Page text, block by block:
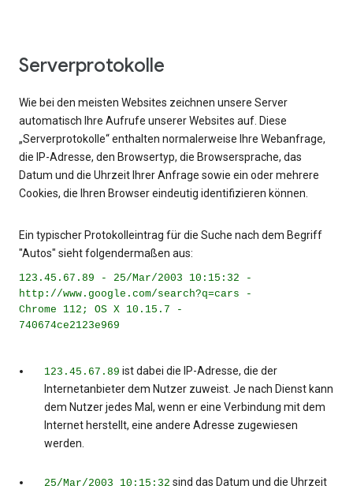
Serverprotokolle
Wie bei den meisten Websites zeichnen unsere Server
automatisch Ihre Aufrufe unserer Websites auf. Diese
„Serverprotokolle“ enthalten normalerweise Ihre Webanfrage,
die IP-Adresse, den Browsertyp, die Browsersprache, das
Datum und die Uhrzeit Ihrer Anfrage sowie ein oder mehrere
Cookies, die Ihren Browser eindeutig identifizieren können.
Ein typischer Protokolleintrag für die Suche nach dem Begriff
"Autos" sieht folgendermaßen aus:
123.45.67.89 - 25/Mar/2003 10:15:32 -
http://www.google.com/search?q=cars -
Chrome 112; OS X 10.15.7 -
740674ce2123e969
123.45.67.89 ist dabei die IP-Adresse, die der
Internetanbieter dem Nutzer zuweist. Je nach Dienst kann
dem Nutzer jedes Mal, wenn er eine Verbindung mit dem
Internet herstellt, eine andere Adresse zugewiesen
werden.
25/Mar/2003 10:15:32 sind das Datum und die Uhrzeit